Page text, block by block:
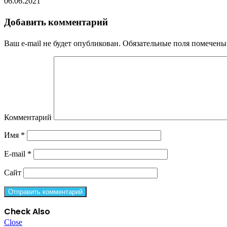
Добавить комментарий
Ваш e-mail не будет опубликован. Обязательные поля
Комментарий
Имя *
E-mail *
Сайт
Check Also
Close